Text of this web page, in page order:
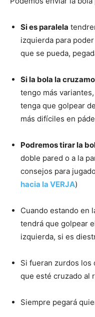
Si es paralela
izquierda para
que se pueda,
Si la bola la
tengo más
tenga que golpear de
más difíciles en
Podremos tirar la
doble pared o a la
consejos para
hacia la VERJA)
Cuando estando en
tendrá que golpear
izquierda, si es
Si fueran zurdos los
que esté cruzado al
Siempre pegará